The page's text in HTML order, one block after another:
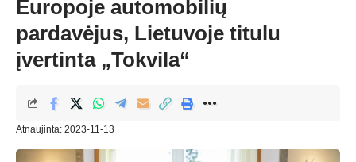
Europoje automobilių
pardavėjus, Lietuvoje titulu
įvertinta „Tokvila“
Atnaujinta: 2023-11-13